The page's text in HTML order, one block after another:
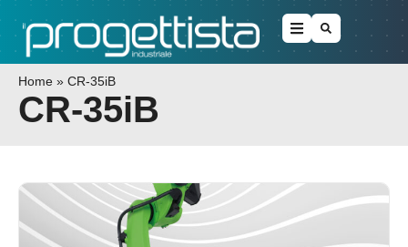
Home » CR-35iB
CR-35iB